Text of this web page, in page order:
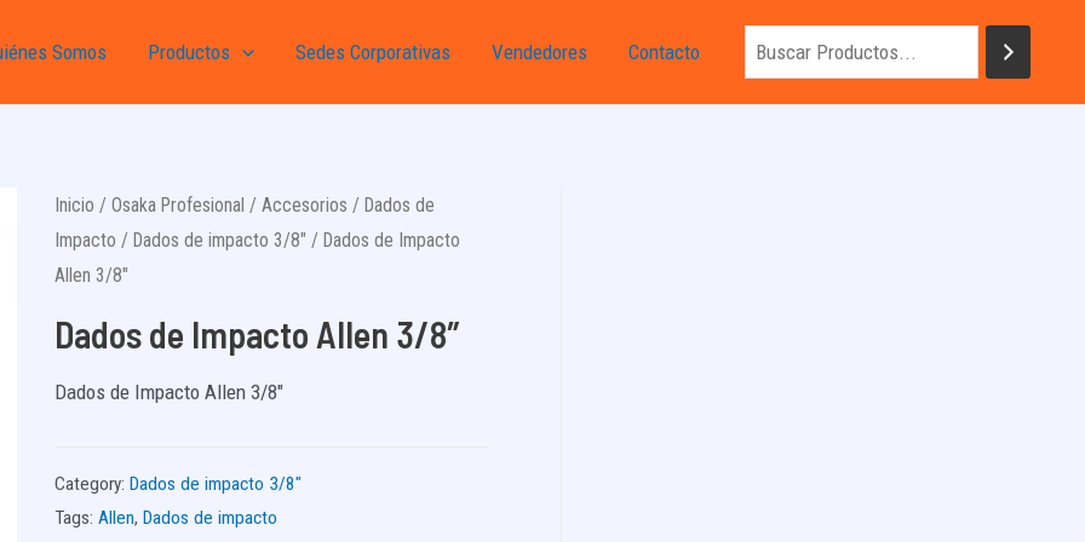
Somos Productos Sedes Corporativas Vendedores Contacto
Inicio / Osaka Profesional / Accesorios / Dados de
Impacto / Dados de impacto 3/8" / Dados de Impacto
Allen 3/8″
Dados de Impacto Allen 3/8″
Dados de Impacto Allen 3/8″
Category: Dados de impacto 3/8"
Tags: Allen, Dados de impacto